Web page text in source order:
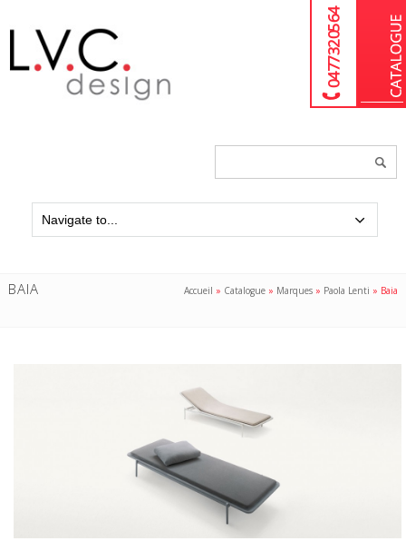
04 77 32 05 64
BAIA Accueil » Catalogue » Marques » Paola Lenti » Baia